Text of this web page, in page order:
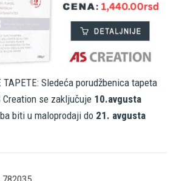
TAPETE: Sledeća porudžbenica tapeta
Creation se zaključuje 10.avgusta
biti u maloprodaji do 21. avgusta